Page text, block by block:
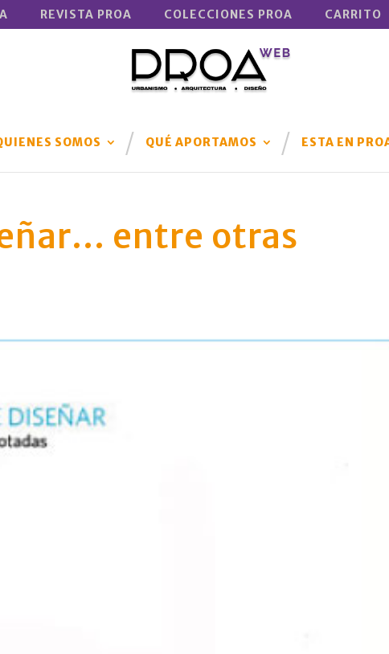
REVISTA PROA COLECCIONES PROA CARRITO
SOMOS QUÉ APORTAMOS ESTA EN
entre otras